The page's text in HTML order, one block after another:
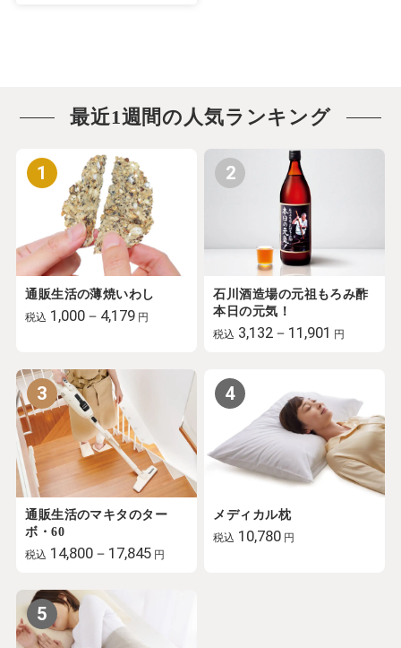
最近1週間の人気ランキング
通販生活の薄焼いわし
税込 1,000－4,179 円
1
石川酒造場の元祖もろみ酢
本日の元気！
税込 3,132－11,901 円
2
通販生活のマキタのター
ボ・60
税込 14,800－17,845 円
3
メディカル枕
税込 10,780 円
4
5